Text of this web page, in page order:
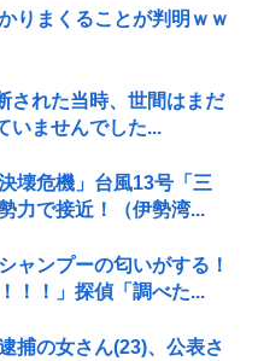
りまくることが判明ｗｗ
された当時、世間はまだ
いませんでした...
壊危機」台風13号「三
力で接近！（伊勢湾...
ャンプーの匂いがする！
！！」探偵「調べた...
捕の女さん(23)、公表さ